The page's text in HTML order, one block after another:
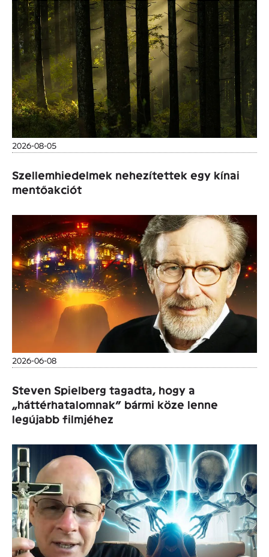
2026-08-05
Szellemhiedelmek nehezítettek egy kínai
mentőakciót
2026-06-08
Steven Spielberg tagadta, hogy a
„háttérhatalomnak” bármi köze lenne
legújabb filmjéhez